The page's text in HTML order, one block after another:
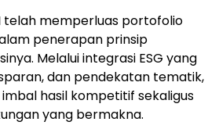
telah memperluas portofolio
penerapan prinsip
Melalui integrasi ESG yang
dan pendekatan tematik,
hasil kompetitif sekaligus
yang bermakna.